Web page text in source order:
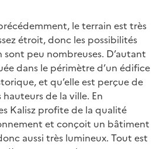
le terrain est très
étroit, donc les possibilités
peu nombreuses. D’autant
dans le périmètre d’un édifice
et qu’elle est perçue de
de la ville. En
Kalisz profite de la qualité
et conçoit un bâtiment
aussi très lumineux. Tout est